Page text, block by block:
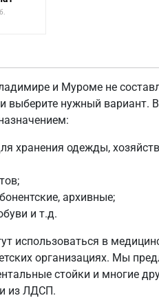
и Муроме не
выберите нужный вариант.
хранения одежды,
архивные;
и т.д.
использоваться в
организациях. Мы
стойки и многие
из ЛДСП.